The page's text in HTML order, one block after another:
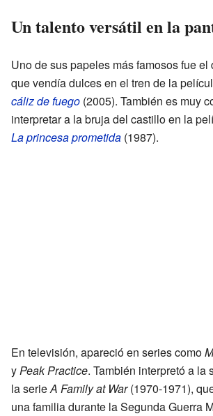
Un talento versátil en la
Uno de sus papeles más famosos fue
que vendía dulces en el tren de la
cáliz de fuego (2005). También es muy
interpretar a la bruja del castillo en la
La princesa prometida (1987).
En televisión, apareció en series como
yPeak Practice. También interpretó a la
la serieA Family at War(1970-1971),
una familia durante la Segunda Guerra